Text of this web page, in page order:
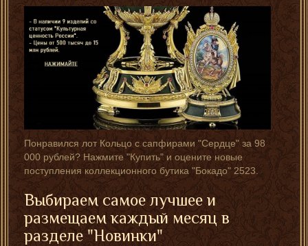
Понравился лот Кольцо с сапфирами "Сердце" за 98
000 рублей? Нажмите "Купить" и оцените новые
поступления коллекционного бутика "Бокадо" 2523.
Выбираем самое лучшее и
размещаем каждый месяц в
разделе "Новинки"